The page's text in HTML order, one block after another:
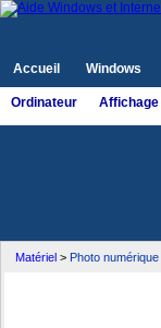
Accueil Windows
Ordinateur Affichage
Matériel > Photo numérique